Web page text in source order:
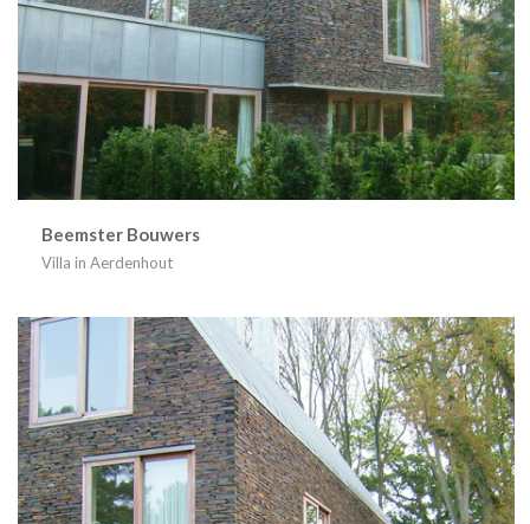
Beemster Bouwers
Villa in Aerdenhout